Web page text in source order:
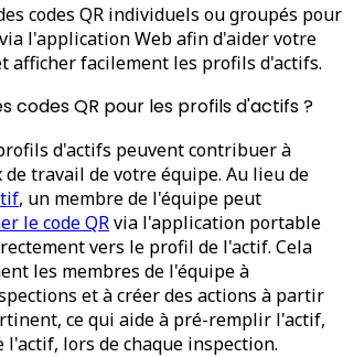
codes QR individuels ou groupés pour
l'application Web afin d'aider votre
afficher facilement les profils d'actifs.
codes QR pour les profils d'actifs ?
d'actifs peuvent contribuer à
travail de votre équipe. Au lieu de
, un membre de l'équipe peut
le code QRvia l'application portable
vers le profil de l'actif. Cela
les membres de l'équipe à
et à créer des actions à partir
ce qui aide à pré-remplir l'actif,
l'actif, lors de chaque inspection.